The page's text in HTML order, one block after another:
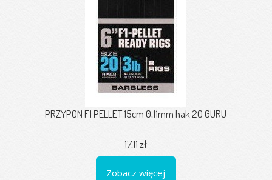
PRZYPON F1 PELLET 15cm 0,11mm hak 20 GURU
17,11 zł
Zobacz więcej